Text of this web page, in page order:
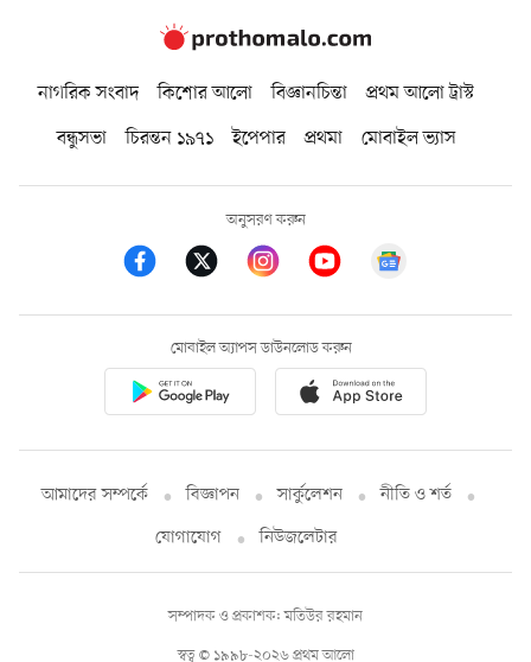
নাগরিক সংবাদ কিশোর আলো বিজ্ঞানচিন্তা
প্রথম আলো ট্রাস্ট
বন্ধুসভা
চিরন্তন ১৯৭১ ইপেপার প্রথমা মোবাইল ভ্যাস
অনুসরণ করুন
মোবাইল অ্যাপস ডাউনলোড করুন
আমাদের সম্পর্কে বিজ্ঞাপন সার্কুলেশন
নীতি ও শর্ত
যোগাযোগ
নিউজলেটার
স্বত্ব © ১৯৯৮-২০২৬ প্রথম আলো
সম্পাদক ও প্রকাশক: মতিউর রহমান